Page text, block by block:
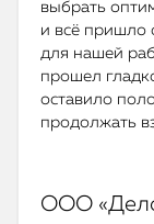
выбрать
и всё пришло
для нашей
прошел
оставило
продолжать
ООО